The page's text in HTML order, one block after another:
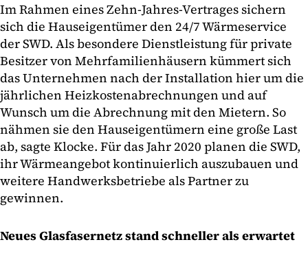
Im Rahmen eines Zehn-Jahres-Vertrages sichern
sich die Hauseigentümer den 24/7 Wärmeservice
der SWD. Als besondere Dienstleistung für private
Besitzer von Mehrfamilienhäusern kümmert sich
das Unternehmen nach der Installation hier um die
jährlichen Heizkostenabrechnungen und auf
Wunsch um die Abrechnung mit den Mietern. So
nähmen sie den Hauseigentümern eine große Last
ab, sagte Klocke. Für das Jahr 2020 planen die SWD,
ihr Wärmeangebot kontinuierlich auszubauen und
weitere Handwerksbetriebe als Partner zu
gewinnen.
Neues Glasfasernetz stand schneller als erwartet